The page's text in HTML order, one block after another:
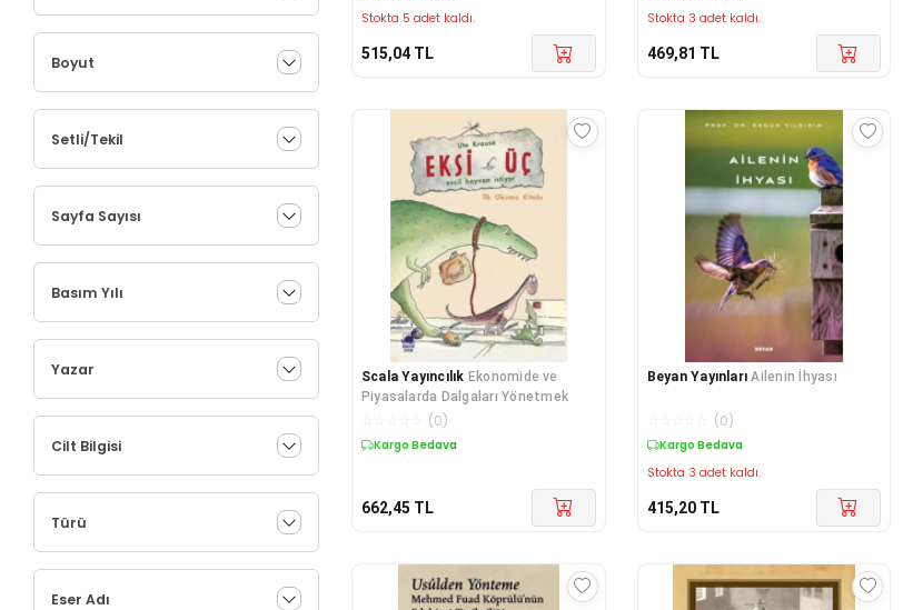
Boyut
Setli/Tekil
Sayfa Sayısı
Basım Yılı
Yazar
Cilt Bilgisi
Türü
Eser Adı
Stokta 5 adet kaldı.
515,04 TL
Stokta 3 adet kaldı.
469,81 TL
Scala Yayıncılık Ekonomide ve
Piyasalarda Dalgaları Yönetmek
(0)
Kargo Bedava
662,45 TL
Beyan Yayınları Ailenin İhyası
(0)
Kargo Bedava
Stokta 3 adet kaldı.
415,20 TL